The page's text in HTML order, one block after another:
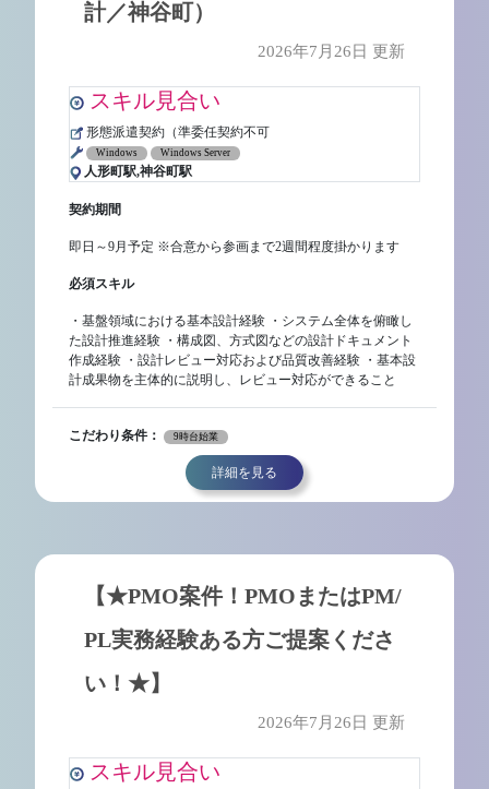
計／神谷町）
2026年7月26日 更新
スキル見合い
形態派遣契約（準委任契約不可
Windows Windows Server
人形町駅,神谷町駅
契約期間
即日～9月予定 ※合意から参画まで2週間程度掛かります
必須スキル
・基盤領域における基本設計経験 ・システム全体を俯瞰し
た設計推進経験 ・構成図、方式図などの設計ドキュメント
作成経験 ・設計レビュー対応および品質改善経験 ・基本設
計成果物を主体的に説明し、レビュー対応ができること
こだわり条件： 9時台始業
詳細を見る
【★PMO案件！PMOまたはPM/
PL実務経験ある方ご提案くださ
い！★】
2026年7月26日 更新
スキル見合い